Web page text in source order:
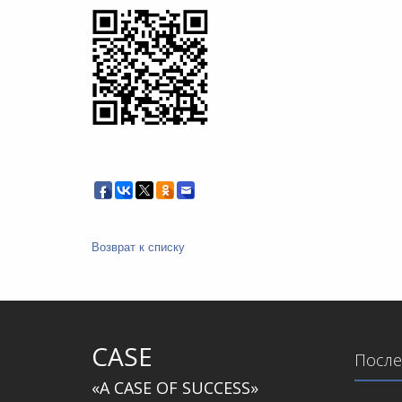
Возврат к списку
CASE
«A CASE OF SUCCESS»